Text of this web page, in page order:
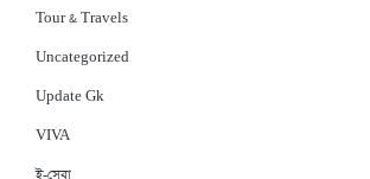
Tour & Travels
Uncategorized
Update Gk
VIVA
ই-সেবা